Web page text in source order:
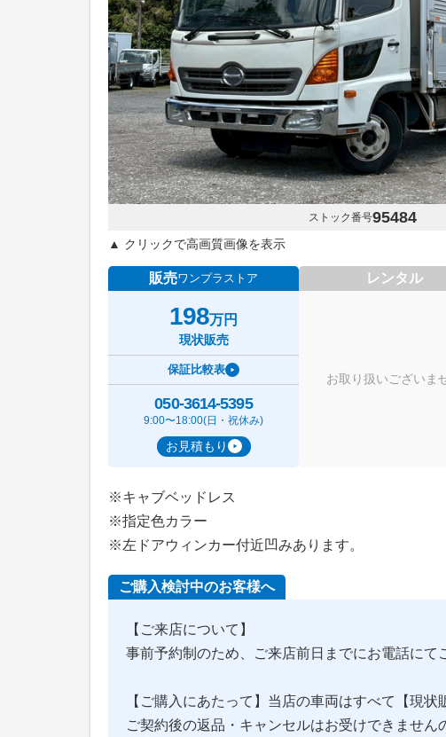
ストック番号95484
▲ クリックで高画質画像を表示
販売ワンプラストア
198万円
現状販売
保証比較表
050-3614-5395
9:00〜18:00(日・祝休み)
お見積もり
レンタル
お取り扱いございま
※キャブベッドレス
※指定色カラー
※左ドアウィンカー付近凹みあります。
ご購入検討中のお客様へ
【ご来店について】
事前予約制のため、ご来店前日までにお電話にて
【ご購入にあたって】当店の車両はすべて【現状
ご契約後の返品・キャンセルはお受けできません